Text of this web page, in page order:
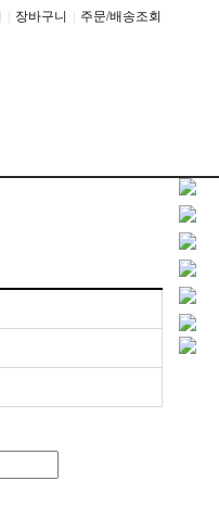
장바구니 주문/배송조회